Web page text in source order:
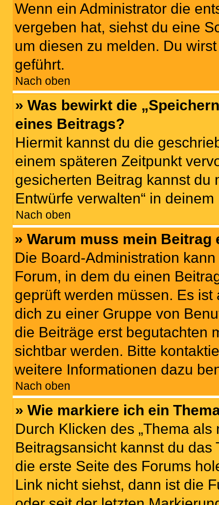
Wenn ein Administrator die
vergeben hat, siehst du eine
um diesen zu melden. Du
geführt.
Nach oben
» Was bewirkt die
eines Beitrags?
Hiermit kannst du die
einem späteren Zeitpunkt
gesicherten Beitrag kannst du
Entwürfe verwalten“ in
Nach oben
» Warum muss mein
Die Board-Administration
Forum, in dem du einen
geprüft werden müssen. Es
dich zu einer Gruppe von
die Beiträge erst begutachten
sichtbar werden. Bitte
weitere Informationen dazu
Nach oben
» Wie markiere ich ein
Durch Klicken des „Thema
Beitragsansicht kannst du
die erste Seite des Forums
Link nicht siehst, dann ist die